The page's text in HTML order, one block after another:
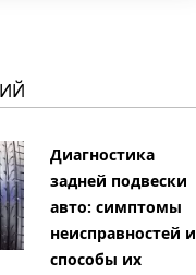
Диагностика
задней подвески
авто: симптомы
неисправностей и
способы их